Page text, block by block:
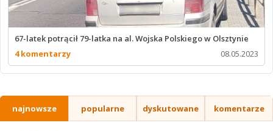
67-latek potrącił 79-latka na al. Wojska Polskiego w Olsztynie
4 komentarzy
08.05.2023
najnowsze popularne dyskutowane komentarze